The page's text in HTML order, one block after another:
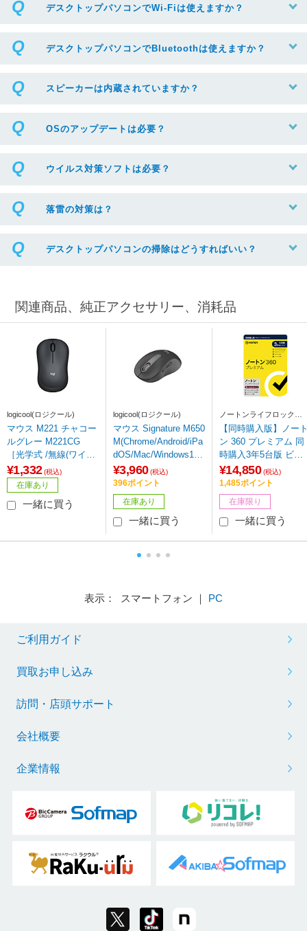
デスクトップパソコンでWi-Fiは使えますか？
デスクトップパソコンでBluetoothは使えますか？
スピーカーは内蔵されていますか？
OSのアップデートは必要？
ウイルス対策ソフトは必要？
落雷の対策は？
デスクトップパソコンの掃除はどうすればいい？
関連商品、純正アクセサリー、消耗品
logicool(ロジクール)
マウス M221 チャコー
ルグレー M221CG
［光学式 /無線(ワイヤ
レス) /3ボタン /USB］
¥1,332 (税込)
在庫あり
一緒に買う
logicool(ロジクール)
マウス Signature M650
M(Chrome/Android/iPa
dOS/Mac/Windows11
対応) グラファイト M6
50MGR ［光学式 /無線
(ワイヤレス) /5ボタン
/Bluetooth・USB］
¥3,960 (税込)
396ポイント
在庫あり
一緒に買う
ノートンライフロック
Norton Lifelock
【同時購入版】ノー
ン 360 プレミアム 同
時購入3年5台版 ビッ
クカメラグループ専
［Win・Mac・Androi
d・iOS用］
¥14,850 (税込)
1,485ポイント
在庫限り
一緒に買う
表示： スマートフォン ｜ PC
ご利用ガイド
買取お申し込み
訪問・店頭サポート
会社概要
企業情報